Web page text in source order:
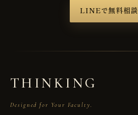
LINEで無料相談
THINKING
Designed for Your Faculty.